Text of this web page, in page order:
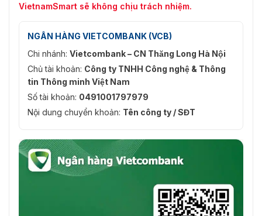
VietnamSmart sẽ không chịu trách nhiệm.
NGÂN HÀNG VIETCOMBANK (VCB)
Chi nhánh: Vietcombank – CN Thăng Long Hà Nội
Chủ tài khoản: Công ty TNHH Công nghệ & Thông
tin Thông minh Việt Nam
Số tài khoản: 0491001797979
Nội dung chuyển khoản: Tên công ty / SĐT